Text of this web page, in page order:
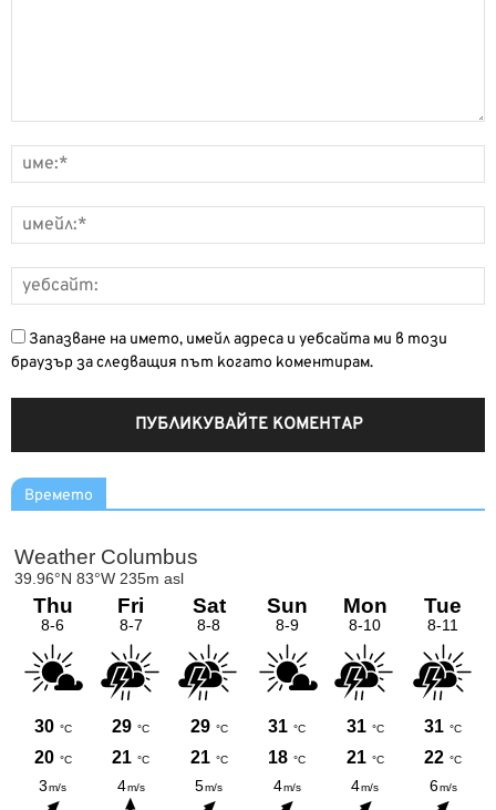
Запазване на името, имейл адреса и уебсайта ми в този
браузър за следващия път когато коментирам.
Времето